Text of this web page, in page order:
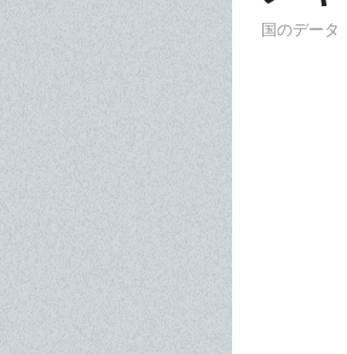
国のデータ